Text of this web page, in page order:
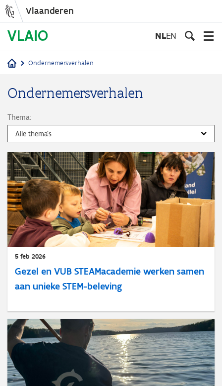
Vlaanderen
NLEN
Ondernemersverhalen
Ondernemersverhalen
Thema:
5 feb 2026
Gezel en VUB STEAMacademie werken samen
aan unieke STEM-beleving